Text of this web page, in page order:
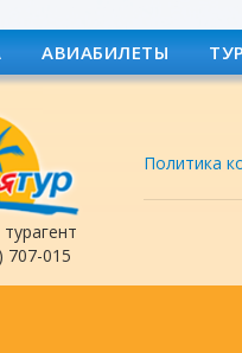
АВИАБИЛЕТЫ
015
Политика